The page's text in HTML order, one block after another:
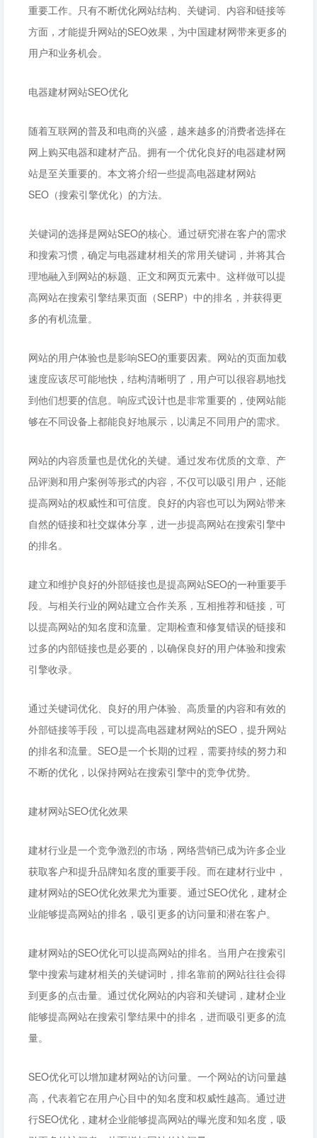
重要工作。只有不断优化网站结构、关键词、内容和链接等
方面，才能提升网站的SEO效果，为中国建材网带来更多的
用户和业务机会。
电器建材网站SEO优化
随着互联网的普及和电商的兴盛，越来越多的消费者选择在
网上购买电器和建材产品。拥有一个优化良好的电器建材网
站是至关重要的。本文将介绍一些提高电器建材网站
SEO（搜索引擎优化）的方法。
关键词的选择是网站SEO的核心。通过研究潜在客户的需求
和搜索习惯，确定与电器建材相关的常用关键词，并将其合
理地融入到网站的标题、正文和网页元素中。这样做可以提
高网站在搜索引擎结果页面（SERP）中的排名，并获得更
多的有机流量。
网站的用户体验也是影响SEO的重要因素。网站的页面加载
速度应该尽可能地快，结构清晰明了，用户可以很容易地找
到他们想要的信息。响应式设计也是非常重要的，使网站能
够在不同设备上都能良好地展示，以满足不同用户的需求。
网站的内容质量也是优化的关键。通过发布优质的文章、产
品评测和用户案例等形式的内容，不仅可以吸引用户，还能
提高网站的权威性和可信度。良好的内容也可以为网站带来
自然的链接和社交媒体分享，进一步提高网站在搜索引擎中
的排名。
建立和维护良好的外部链接也是提高网站SEO的一种重要手
段。与相关行业的网站建立合作关系，互相推荐和链接，可
以提高网站的知名度和流量。定期检查和修复错误的链接和
过多的内部链接也是必要的，以确保良好的用户体验和搜索
引擎收录。
通过关键词优化、良好的用户体验、高质量的内容和有效的
外部链接等手段，可以提高电器建材网站的SEO，提升网站
的排名和流量。SEO是一个长期的过程，需要持续的努力和
不断的优化，以保持网站在搜索引擎中的竞争优势。
建材网站SEO优化效果
建材行业是一个竞争激烈的市场，网络营销已成为许多企业
获取客户和提升品牌知名度的重要手段。而在建材行业中，
建材网站的SEO优化效果尤为重要。通过SEO优化，建材企
业能够提高网站的排名，吸引更多的访问量和潜在客户。
建材网站的SEO优化可以提高网站的排名。当用户在搜索引
擎中搜索与建材相关的关键词时，排名靠前的网站往往会得
到更多的点击量。通过优化网站的内容和关键词，建材企业
能够提高网站在搜索引擎结果中的排名，进而吸引更多的流
量。
SEO优化可以增加建材网站的访问量。一个网站的访问量越
高，代表着它在用户心目中的知名度和权威性越高。通过进
行SEO优化，建材企业能够提高网站的曝光度和知名度，吸